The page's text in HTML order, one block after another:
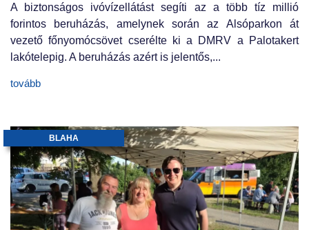
A biztonságos ivóvízellátást segíti az a több tíz millió
forintos beruházás, amelynek során az Alsóparkon át
vezető főnyomócsövet cserélte ki a DMRV a Palotakert
lakótelepig. A beruházás azért is jelentős,...
tovább
BLAHA